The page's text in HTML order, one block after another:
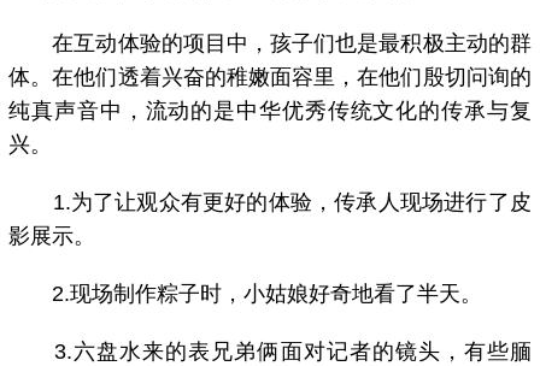
在互动体验的项目中，孩子们也是最积极主动的群
体。在他们透着兴奋的稚嫩面容里，在他们殷切问询的
纯真声音中，流动的是中华优秀传统文化的传承与复
兴。
1.为了让观众有更好的体验，传承人现场进行了皮
影展示。
2.现场制作粽子时，小姑娘好奇地看了半天。
3.六盘水来的表兄弟俩面对记者的镜头，有些腼